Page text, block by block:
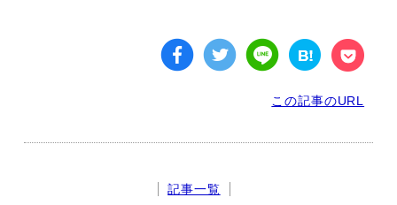
この記事のURL
記事一覧